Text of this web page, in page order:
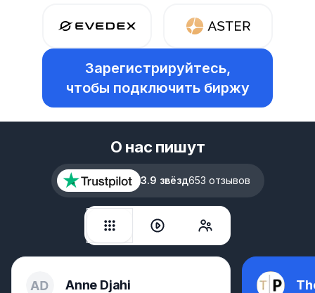
Зарегистрируйтесь,
чтобы подключить биржу
О нас пишут
3.9 звёзд653 отзывов
Anne Djahi